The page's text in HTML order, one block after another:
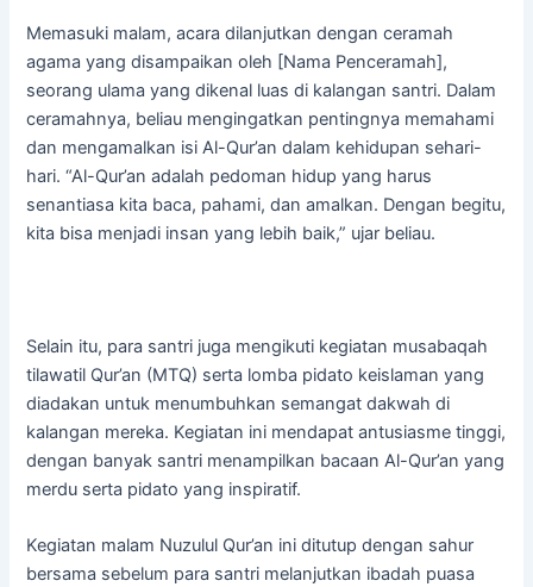
Memasuki malam, acara dilanjutkan dengan ceramah
agama yang disampaikan oleh [Nama Penceramah],
seorang ulama yang dikenal luas di kalangan santri. Dalam
ceramahnya, beliau mengingatkan pentingnya memahami
dan mengamalkan isi Al-Qur’an dalam kehidupan sehari-
hari. “Al-Qur’an adalah pedoman hidup yang harus
senantiasa kita baca, pahami, dan amalkan. Dengan begitu,
kita bisa menjadi insan yang lebih baik,” ujar beliau.
Selain itu, para santri juga mengikuti kegiatan musabaqah
tilawatil Qur’an (MTQ) serta lomba pidato keislaman yang
diadakan untuk menumbuhkan semangat dakwah di
kalangan mereka. Kegiatan ini mendapat antusiasme tinggi,
dengan banyak santri menampilkan bacaan Al-Qur’an yang
merdu serta pidato yang inspiratif.
Kegiatan malam Nuzulul Qur’an ini ditutup dengan sahur
bersama sebelum para santri melanjutkan ibadah puasa